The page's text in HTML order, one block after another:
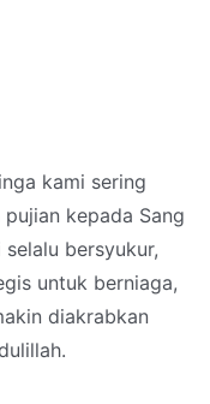
kami sering
kepada Sang
bersyukur,
untuk berniaga,
diakrabkan